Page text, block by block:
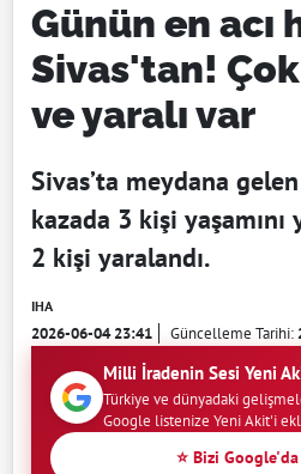
Günün en acı
Sivas'tan!
ve yaralı var
Sivas’ta meydana
kazada 3 kişi
2 kişi yaralandı.
IHA
2026-06-04 23:41 Güncelleme Tarihi:
Milli İradenin Sesi Yeni
Türkiye ve dünyadaki
Google listenize Yeni Akit'i
⭐ Bizi